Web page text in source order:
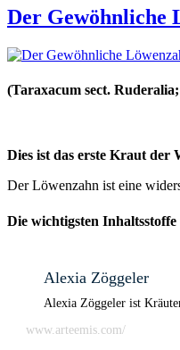
Der Gewöhnliche
(Taraxacum sect.
Dies ist das erste Kraut der
Der Löwenzahn ist eine
Die wichtigsten Inhaltsstoffe
Alexia Zöggeler
Alexia Zöggeler ist
www.arteemis.com/